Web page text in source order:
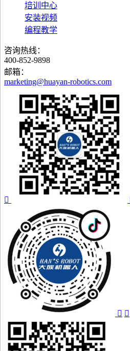
培训中心
安装视频
编程教学
咨询热线：
400-852-9898
邮箱：
marketing@huayan-robotics.com